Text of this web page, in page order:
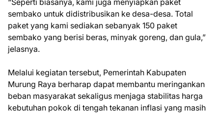
“Seperti biasanya, kami juga menyiapkan paket
sembako untuk didistribusikan ke desa-desa. Total
paket yang kami sediakan sebanyak 150 paket
sembako yang berisi beras, minyak goreng, dan gula,”
jelasnya.
Melalui kegiatan tersebut, Pemerintah Kabupaten
Murung Raya berharap dapat membantu meringankan
beban masyarakat sekaligus menjaga stabilitas harga
kebutuhan pokok di tengah tekanan inflasi yang masih